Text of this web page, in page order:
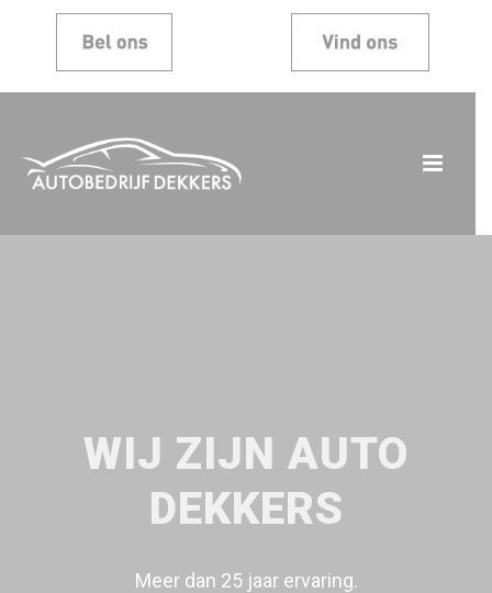
WIJ ZIJN AUTO
DEKKERS
Meer dan 25 jaar ervaring.